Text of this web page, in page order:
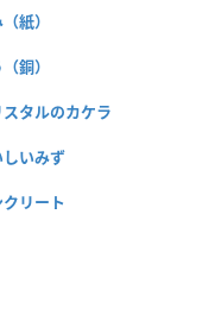
紙）
銅）
スタルのカケラ
しいみず
リート